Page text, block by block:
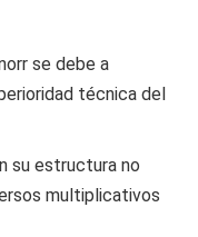
se debe a
técnica del
su estructura no
multiplicativos